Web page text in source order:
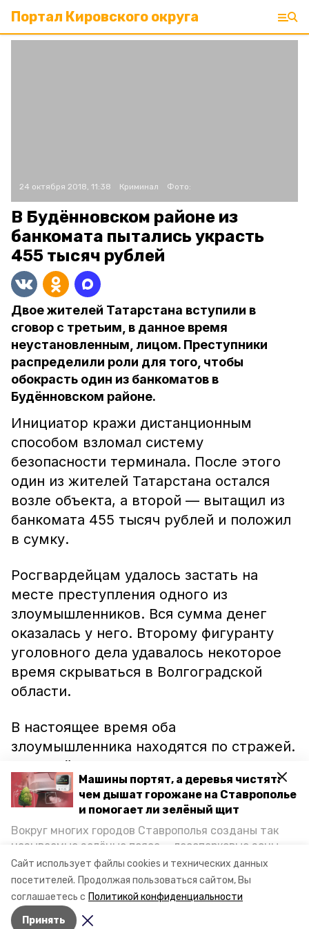
Сайт использует файлы cookies и технических данных
посетителей. Продолжая пользоваться сайтом, Вы
соглашаетесь с Политикой конфиденциальности
Принять
Машины портят, а деревья чистят:
чем дышат горожане на Ставрополье
и помогает ли зелёный щит
Вокруг многих городов Ставрополья созданы так
называемые зелёные пояса — лесопарковые зоны,
снижающие негативное воздействие выхлопных
газов на атмосферу. Справляются ли они с
постоянно растущим потоком автотранспорта и
каким воздухом дышат жители края, узнала
корреспондент «Победы26».
Портал Кировского округа
24 октября 2018, 11:38 Криминал Фото:
В Будённовском районе из
банкомата пытались украсть
455 тысяч рублей
Двое жителей Татарстана вступили в
сговор с третьим, в данное время
неустановленным, лицом. Преступники
распределили роли для того, чтобы
обокрасть один из банкоматов в
Будённовском районе.
Инициатор кражи дистанционным
способом взломал систему
безопасности терминала. После этого
один из жителей Татарстана остался
возле объекта, а второй — вытащил из
банкомата 455 тысяч рублей и положил
в сумку.
Росгвардейцам удалось застать на
месте преступления одного из
злоумышленников. Вся сумма денег
оказалась у него. Второму фигуранту
уголовного дела удавалось некоторое
время скрываться в Волгоградской
области.
В настоящее время оба
злоумышленника находятся по стражей.
Полицейские провели расследование и
передали материалы уголовного дела в
суд.
Ранее сообщалось, что в Будённовске
квартирантукралу владельца жилья
телевизоры.
Авторы: Максим Ковалев